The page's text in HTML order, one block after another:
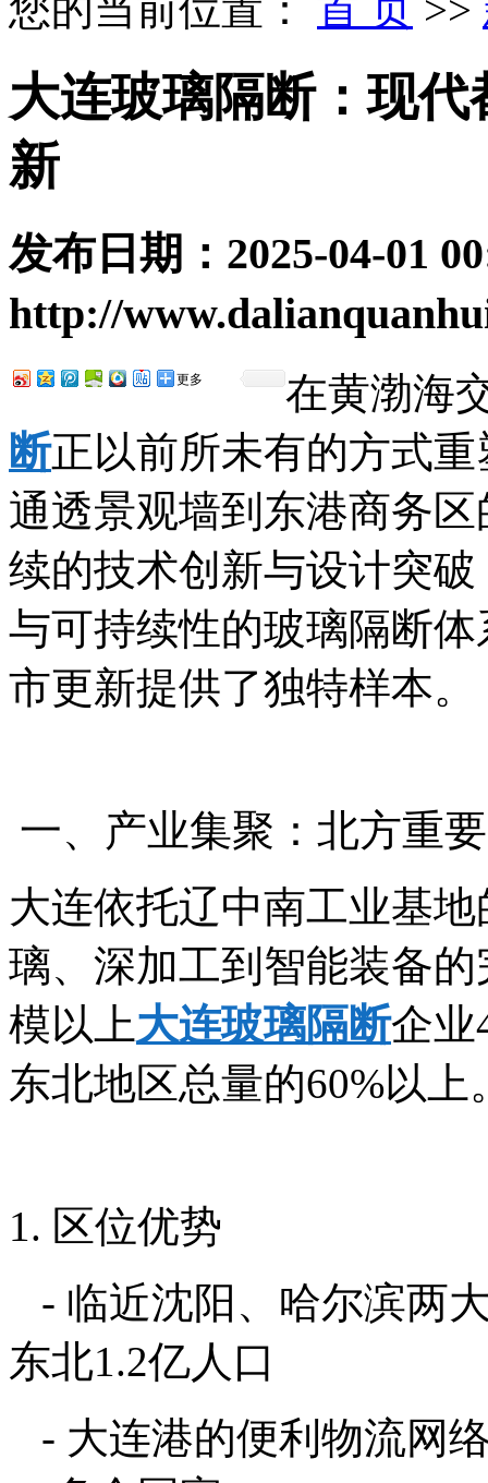
您的当前位置： 首 页 >>
大连玻璃隔断：现
新
发布日期： 2025-04-01
http://
更多
在黄渤海
断正以前所未有的方式
通透景观墙到东港商务
续的技术创新与设计突
与可持续性的玻璃隔断
市更新提供了独特样本。
一、产业集聚：北方重
大连依托辽中南工业基
璃、深加工到智能装备
模以上大连玻璃隔断企业
东北地区总量的60%以
1. 区位优势
- 临近沈阳、哈尔滨两
东北1.2亿人口
- 大连港的便利物流网